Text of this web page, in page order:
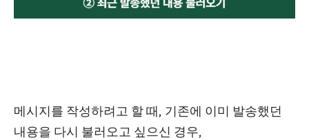
메시지를 작성하려고 할 때, 기존에 이미 발송했던
내용을 다시 불러오고 싶으신 경우,